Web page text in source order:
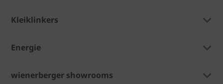
Kleiklinkers
Energie
wienerberger showrooms